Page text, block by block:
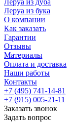
Леруа из дуба
Леруа из бука
О компании
Как заказать
Гарантии
Отзывы
Материалы
Оплата и доставка
Наши работы
Контакты
+7 (495) 741-14-81
+7 (915) 005-21-11
Заказать звонок
Задать вопрос